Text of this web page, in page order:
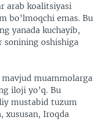
arab koalitsiyasi
bo’lmoqchi emas. Bu
yanada kuchayib,
sonining oshishiga
muammolarga
iloji yo’q. Bu
mustabid tuzum
xususan, Iroqda